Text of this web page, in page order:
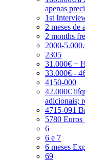
apenas
1st
2 meses de
2 months
2000-
2305
31.000€ +
33.000€ -
4150-000
42.000€
adicionais;
4715-091
5780 Euros
6
6 e 7
6 meses
69